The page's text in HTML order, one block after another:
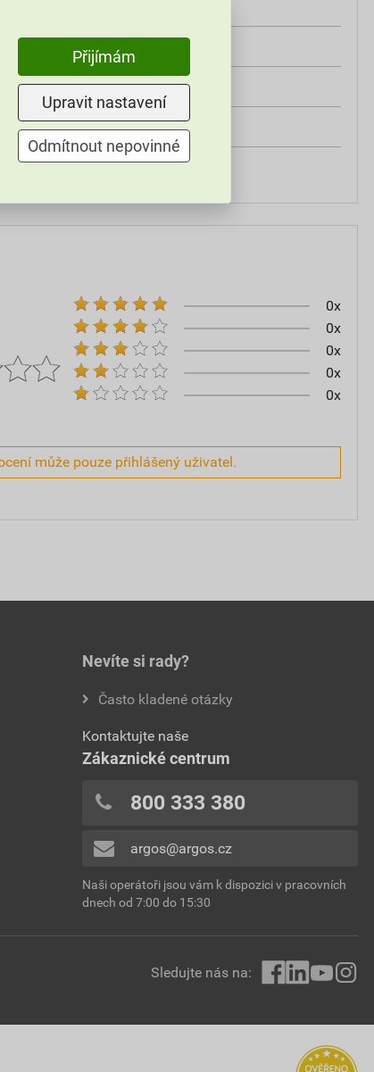
10
5
1
0x
0x
0x
0x
0x
může pouze přihlášený uživatel.
Nevíte si rady?
Často kladené otázky
Kontaktujte naše
Zákaznické centrum
800 333 380
argos@argos.cz
Naši operátoři jsou vám k dispozici v pracovních
dnech od 7:00 do 15:30
Sledujte nás na:
Přijímám
Upravit nastavení
Odmítnout nepovinné